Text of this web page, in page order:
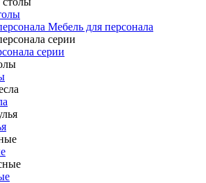
Мебель для персонала
серии